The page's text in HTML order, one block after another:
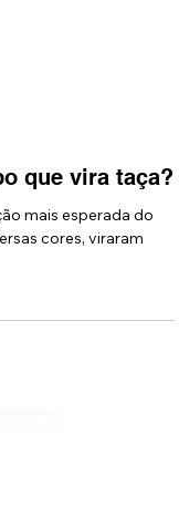
que vira taça?
mais esperada do
cores, viraram